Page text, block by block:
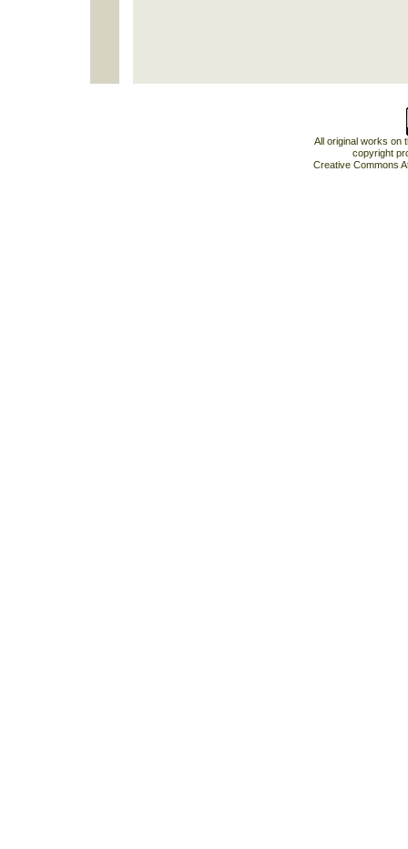
All original works on
copyright
Creative Commons